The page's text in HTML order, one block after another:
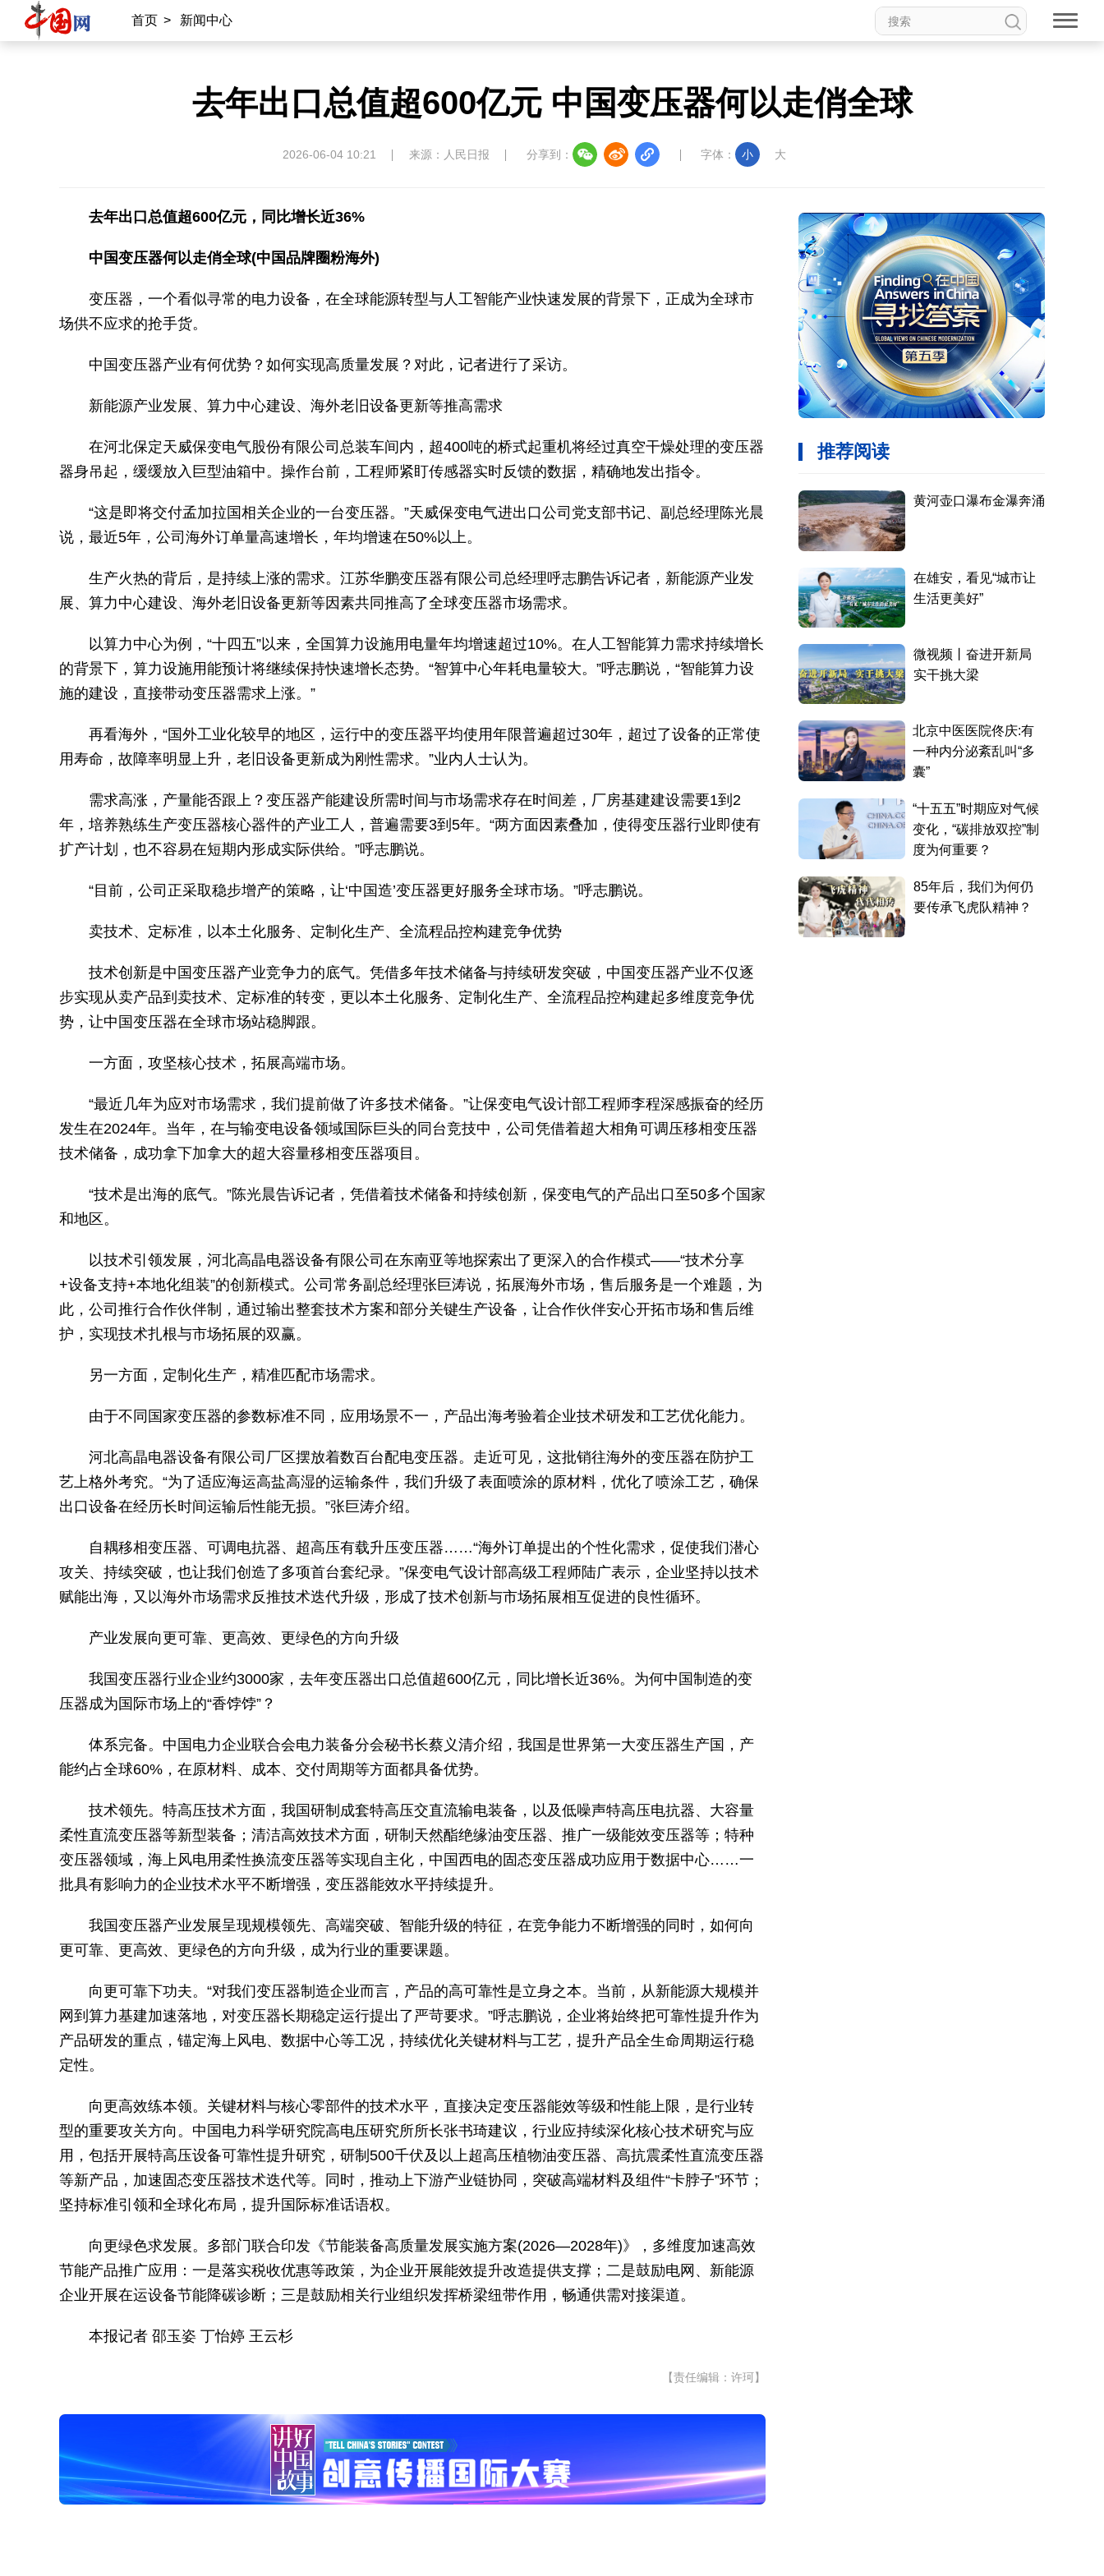
首页 > 新闻中心
去年出口总值超600亿元 中国变压器何以走俏全球
2026-06-04 10:21 来源：人民日报 分享到： 字体： 小 大
去年出口总值超600亿元，同比增长近36%
中国变压器何以走俏全球(中国品牌圈粉海外)
变压器，一个看似寻常的电力设备，在全球能源转型与人工智能产业快速发展的背景下，正成为全球市
场供不应求的抢手货。
中国变压器产业有何优势？如何实现高质量发展？对此，记者进行了采访。
新能源产业发展、算力中心建设、海外老旧设备更新等推高需求
在河北保定天威保变电气股份有限公司总装车间内，超400吨的桥式起重机将经过真空干燥处理的变压器
器身吊起，缓缓放入巨型油箱中。操作台前，工程师紧盯传感器实时反馈的数据，精确地发出指令。
“这是即将交付孟加拉国相关企业的一台变压器。”天威保变电气进出口公司党支部书记、副总经理陈光晨
说，最近5年，公司海外订单量高速增长，年均增速在50%以上。
生产火热的背后，是持续上涨的需求。江苏华鹏变压器有限公司总经理呼志鹏告诉记者，新能源产业发
展、算力中心建设、海外老旧设备更新等因素共同推高了全球变压器市场需求。
以算力中心为例，“十四五”以来，全国算力设施用电量年均增速超过10%。在人工智能算力需求持续增长
的背景下，算力设施用能预计将继续保持快速增长态势。“智算中心年耗电量较大。”呼志鹏说，“智能算力设
施的建设，直接带动变压器需求上涨。”
再看海外，“国外工业化较早的地区，运行中的变压器平均使用年限普遍超过30年，超过了设备的正常使
用寿命，故障率明显上升，老旧设备更新成为刚性需求。”业内人士认为。
需求高涨，产量能否跟上？变压器产能建设所需时间与市场需求存在时间差，厂房基建建设需要1到2
年，培养熟练生产变压器核心器件的产业工人，普遍需要3到5年。“两方面因素叠加，使得变压器行业即使有
扩产计划，也不容易在短期内形成实际供给。”呼志鹏说。
“目前，公司正采取稳步增产的策略，让‘中国造’变压器更好服务全球市场。”呼志鹏说。
卖技术、定标准，以本土化服务、定制化生产、全流程品控构建竞争优势
技术创新是中国变压器产业竞争力的底气。凭借多年技术储备与持续研发突破，中国变压器产业不仅逐
步实现从卖产品到卖技术、定标准的转变，更以本土化服务、定制化生产、全流程品控构建起多维度竞争优
势，让中国变压器在全球市场站稳脚跟。
一方面，攻坚核心技术，拓展高端市场。
“最近几年为应对市场需求，我们提前做了许多技术储备。”让保变电气设计部工程师李程深感振奋的经历
发生在2024年。当年，在与输变电设备领域国际巨头的同台竞技中，公司凭借着超大相角可调压移相变压器
技术储备，成功拿下加拿大的超大容量移相变压器项目。
“技术是出海的底气。”陈光晨告诉记者，凭借着技术储备和持续创新，保变电气的产品出口至50多个国家
和地区。
以技术引领发展，河北高晶电器设备有限公司在东南亚等地探索出了更深入的合作模式——“技术分享
+设备支持+本地化组装”的创新模式。公司常务副总经理张巨涛说，拓展海外市场，售后服务是一个难题，为
此，公司推行合作伙伴制，通过输出整套技术方案和部分关键生产设备，让合作伙伴安心开拓市场和售后维
护，实现技术扎根与市场拓展的双赢。
另一方面，定制化生产，精准匹配市场需求。
由于不同国家变压器的参数标准不同，应用场景不一，产品出海考验着企业技术研发和工艺优化能力。
河北高晶电器设备有限公司厂区摆放着数百台配电变压器。走近可见，这批销往海外的变压器在防护工
艺上格外考究。“为了适应海运高盐高湿的运输条件，我们升级了表面喷涂的原材料，优化了喷涂工艺，确保
出口设备在经历长时间运输后性能无损。”张巨涛介绍。
自耦移相变压器、可调电抗器、超高压有载升压变压器……“海外订单提出的个性化需求，促使我们潜心
攻关、持续突破，也让我们创造了多项首台套纪录。”保变电气设计部高级工程师陆广表示，企业坚持以技术
赋能出海，又以海外市场需求反推技术迭代升级，形成了技术创新与市场拓展相互促进的良性循环。
产业发展向更可靠、更高效、更绿色的方向升级
我国变压器行业企业约3000家，去年变压器出口总值超600亿元，同比增长近36%。为何中国制造的变
压器成为国际市场上的“香饽饽”？
体系完备。中国电力企业联合会电力装备分会秘书长蔡义清介绍，我国是世界第一大变压器生产国，产
能约占全球60%，在原材料、成本、交付周期等方面都具备优势。
技术领先。特高压技术方面，我国研制成套特高压交直流输电装备，以及低噪声特高压电抗器、大容量
柔性直流变压器等新型装备；清洁高效技术方面，研制天然酯绝缘油变压器、推广一级能效变压器等；特种
变压器领域，海上风电用柔性换流变压器等实现自主化，中国西电的固态变压器成功应用于数据中心……一
批具有影响力的企业技术水平不断增强，变压器能效水平持续提升。
我国变压器产业发展呈现规模领先、高端突破、智能升级的特征，在竞争能力不断增强的同时，如何向
更可靠、更高效、更绿色的方向升级，成为行业的重要课题。
向更可靠下功夫。“对我们变压器制造企业而言，产品的高可靠性是立身之本。当前，从新能源大规模并
网到算力基建加速落地，对变压器长期稳定运行提出了严苛要求。”呼志鹏说，企业将始终把可靠性提升作为
产品研发的重点，锚定海上风电、数据中心等工况，持续优化关键材料与工艺，提升产品全生命周期运行稳
定性。
向更高效练本领。关键材料与核心零部件的技术水平，直接决定变压器能效等级和性能上限，是行业转
型的重要攻关方向。中国电力科学研究院高电压研究所所长张书琦建议，行业应持续深化核心技术研究与应
用，包括开展特高压设备可靠性提升研究，研制500千伏及以上超高压植物油变压器、高抗震柔性直流变压器
等新产品，加速固态变压器技术迭代等。同时，推动上下游产业链协同，突破高端材料及组件“卡脖子”环节；
坚持标准引领和全球化布局，提升国际标准话语权。
向更绿色求发展。多部门联合印发《节能装备高质量发展实施方案(2026—2028年)》，多维度加速高效
节能产品推广应用：一是落实税收优惠等政策，为企业开展能效提升改造提供支撑；二是鼓励电网、新能源
企业开展在运设备节能降碳诊断；三是鼓励相关行业组织发挥桥梁纽带作用，畅通供需对接渠道。
本报记者 邵玉姿 丁怡婷 王云杉
【责任编辑：许珂】